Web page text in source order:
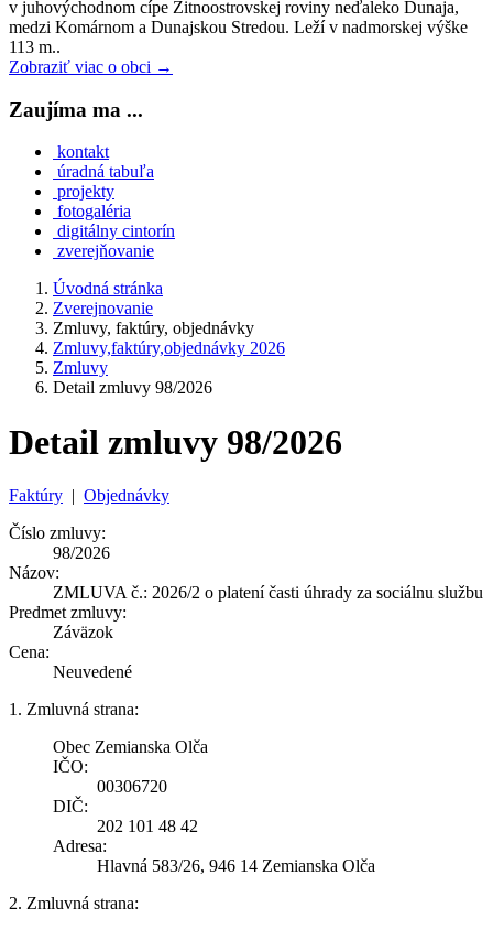
v juhovýchodnom cípe Žitnoostrovskej roviny neďaleko Dunaja,
medzi Komárnom a Dunajskou Stredou. Leží v nadmorskej výške
113 m..
Zobraziť viac o obci →
Zaujíma ma ...
kontakt
úradná tabuľa
projekty
fotogaléria
digitálny cintorín
zverejňovanie
Úvodná stránka
Zverejnovanie
Zmluvy, faktúry, objednávky
Zmluvy,faktúry,objednávky 2026
Zmluvy
Detail zmluvy 98/2026
Detail zmluvy 98/2026
Faktúry | Objednávky
Číslo zmluvy:
98/2026
Názov:
ZMLUVA č.: 2026/2 o platení časti úhrady za sociálnu službu
Predmet zmluvy:
Záväzok
Cena:
Neuvedené
1. Zmluvná strana:
Obec Zemianska Olča
IČO:
00306720
DIČ:
202 101 48 42
Adresa:
Hlavná 583/26, 946 14 Zemianska Olča
2. Zmluvná strana: